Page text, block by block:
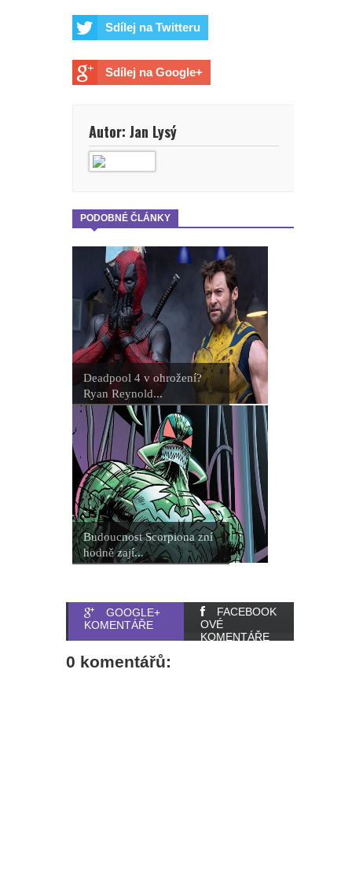
Sdílej na Twitteru
Sdílej na Google+
Autor: Jan Lysý
PODOBNÉ ČLÁNKY
Deadpool 4 v ohrožení?
Ryan Reynold...
Budoucnost Scorpiona zní
hodně zají...
GOOGLE+
KOMENTÁŘE
FACEBOOK
OVÉ
KOMENTÁŘE
0 komentářů: